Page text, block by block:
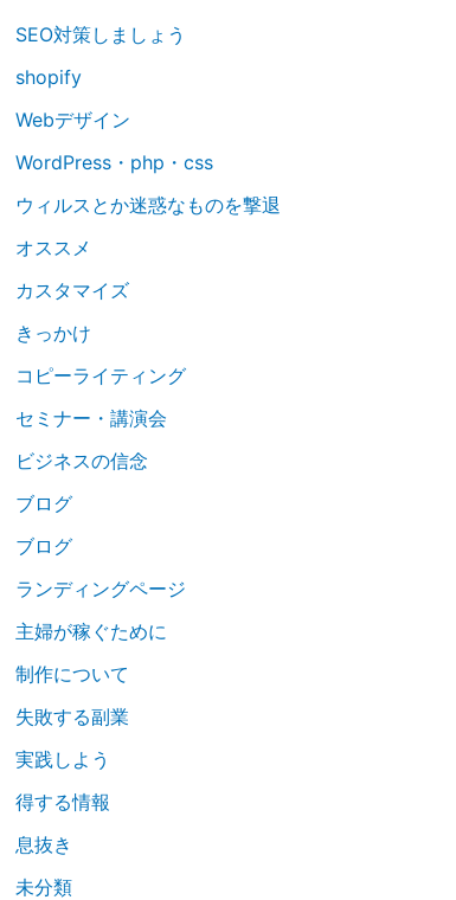
SEO対策しましょう
shopify
Webデザイン
WordPress・php・css
ウィルスとか迷惑なものを撃退
オススメ
カスタマイズ
きっかけ
コピーライティング
セミナー・講演会
ビジネスの信念
ブログ
ブログ
ランディングページ
主婦が稼ぐために
制作について
失敗する副業
実践しよう
得する情報
息抜き
未分類